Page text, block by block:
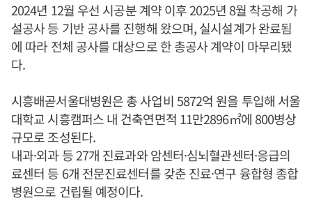
2024년 12월 우선 시공분 계약 이후 2025년 8월 착공해 가
설공사 등 기반 공사를 진행해 왔으며, 실시설계가 완료됨
에 따라 전체 공사를 대상으로 한 총공사 계약이 마무리됐
다.
시흥배곧서울대병원은 총 사업비 5872억 원을 투입해 서울
대학교 시흥캠퍼스 내 건축연면적 11만2896㎡에 800병상
규모로 조성된다.
내과·외과 등 27개 진료과와 암센터·심뇌혈관센터·응급의
료센터 등 6개 전문진료센터를 갖춘 진료·연구 융합형 종합
병원으로 건립될 예정이다.